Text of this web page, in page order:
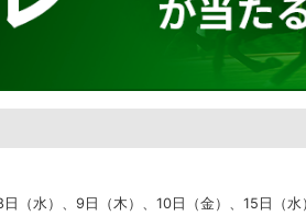
（水）、9日（木）、10日（金）、15日（水